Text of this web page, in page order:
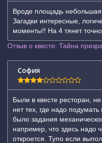
Вроде площадь
Загадки интересные,
моменты!! На 4 тянет точно
Отзыв о квесте: Тайна
София
Были в квесте ресторан,
нет тех, где надо
было задания
например, что здесь надо
откроется. Тупо если